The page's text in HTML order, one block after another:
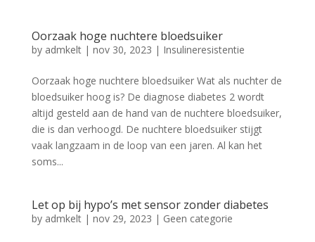
Oorzaak hoge nuchtere bloedsuiker
by admkelt| nov 30, 2023 | Insulineresistentie
Oorzaak hoge nuchtere bloedsuiker Wat als nuchter de
bloedsuiker hoog is? De diagnose diabetes 2 wordt
altijd gesteld aan de hand van de nuchtere bloedsuiker,
die is dan verhoogd. De nuchtere bloedsuiker stijgt
vaak langzaam in de loop van een jaren. Al kan het
soms...
Let op bij hypo’s met sensor zonder diabetes
by admkelt| nov 29, 2023 | Geen categorie